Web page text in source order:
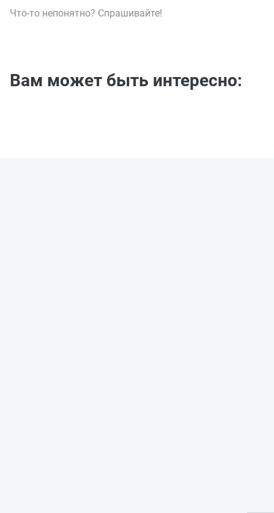
Что-то непонятно? Спрашивайте!
Вам может быть интересно: